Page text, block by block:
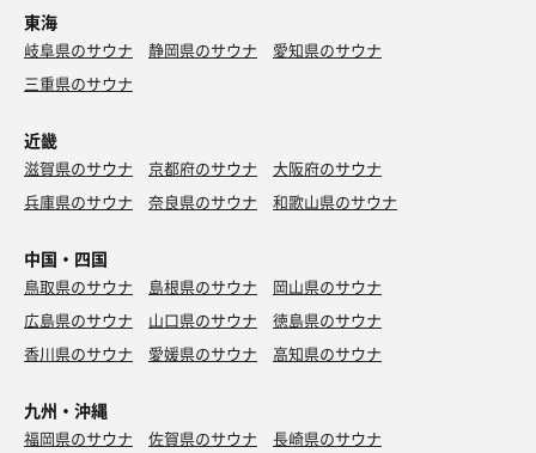
東海
岐阜県のサウナ 静岡県のサウナ
愛知県のサウナ
三重県のサウナ
近畿
滋賀県のサウナ 京都府のサウナ
大阪府のサウナ
兵庫県のサウナ
奈良県のサウナ 和歌山県のサウナ
中国・四国
鳥取県のサウナ 島根県のサウナ
岡山県のサウナ
広島県のサウナ
山口県のサウナ
徳島県のサウナ
香川県のサウナ
愛媛県のサウナ 高知県のサウナ
九州・沖縄
福岡県のサウナ 佐賀県のサウナ
長崎県のサウナ